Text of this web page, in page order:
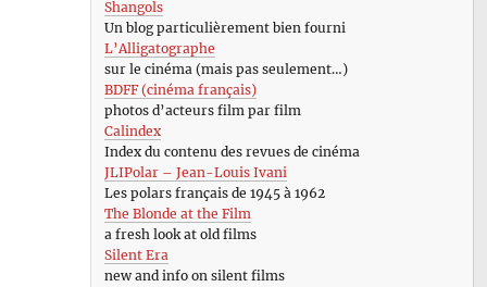
Shangols
Un blog particulièrement bien fourni
L’Alligatographe
sur le cinéma (mais pas seulement…)
BDFF (cinéma français)
photos d’acteurs film par film
Calindex
Index du contenu des revues de cinéma
JLIPolar – Jean-Louis Ivani
Les polars français de 1945 à 1962
The Blonde at the Film
a fresh look at old films
Silent Era
new and info on silent films